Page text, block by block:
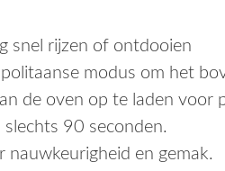
snel rijzen of ontdooien
modus om het
de oven op te laden voor
90 seconden.
nauwkeurigheid en gemak.